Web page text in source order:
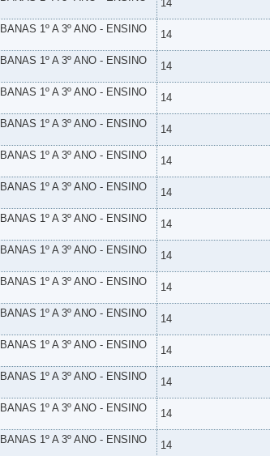
14
1º A 3º ANO - ENSINO
14
1º A 3º ANO - ENSINO
14
1º A 3º ANO - ENSINO
14
1º A 3º ANO - ENSINO
14
1º A 3º ANO - ENSINO
14
1º A 3º ANO - ENSINO
14
1º A 3º ANO - ENSINO
14
1º A 3º ANO - ENSINO
14
1º A 3º ANO - ENSINO
14
1º A 3º ANO - ENSINO
14
1º A 3º ANO - ENSINO
14
1º A 3º ANO - ENSINO
14
1º A 3º ANO - ENSINO
14
1º A 3º ANO - ENSINO
14